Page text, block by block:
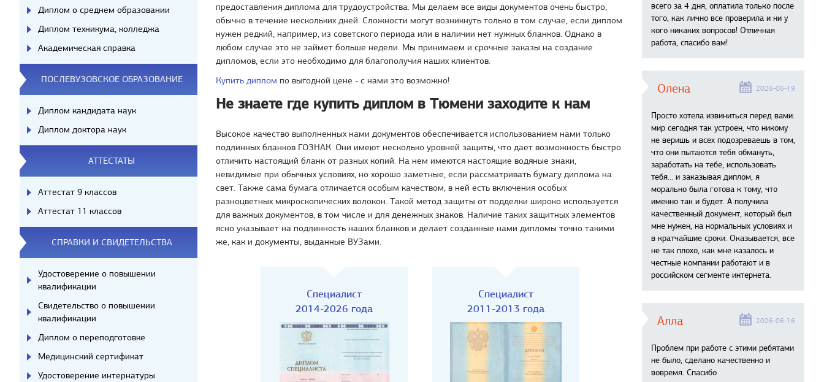
предоставления диплома для трудоустройства. Мы делаем все виды документов очень быстро,
обычно в течение нескольких дней. Сложности могут возникнуть только в том случае, если диплом
нужен редкий, например, из советского периода или в наличии нет нужных бланков. Однако в
любом случае это не займет больше недели. Мы принимаем и срочные заказы на создание
дипломов, если это необходимо для благополучия наших клиентов.
Купить диплом по выгодной цене - с нами это возможно!
Не знаете где купить диплом в Тюмени заходите к нам
Высокое качество выполненных нами документов обеспечивается использованием нами только
подлинных бланков ГОЗНАК. Они имеют несколько уровней защиты, что дает возможность быстро
отличить настоящий бланк от разных копий. На нем имеются настоящие водяные знаки,
невидимые при обычных условиях, но хорошо заметные, если рассматривать бумагу диплома на
свет. Также сама бумага отличается особым качеством, в ней есть включения особых
разноцветных микроскопических волокон. Такой метод защиты от подделки широко используется
для важных документов, в том числе и для денежных знаков. Наличие таких защитных элементов
ясно указывает на подлинность наших бланков и делает созданные нами дипломы точно такими
же, как и документы, выданные ВУЗами.
Специалист
2014-2026 года
Специалист
2011-2013 года
Диплом о среднем образовании
Диплом техникума, колледжа
Академическая справка
ПОСЛЕВУЗОВСКОЕ ОБРАЗОВАНИЕ
Диплом кандидата наук
Диплом доктора наук
АТТЕСТАТЫ
Аттестат 9 классов
Аттестат 11 классов
СПРАВКИ И СВИДЕТЕЛЬСТВА
Удостоверение о повышении
квалификации
Свидетельство о повышении
квалификации
Диплом о переподготовке
Медицинский сертификат
Удостоверение интернатуры
всего за 4 дня, оплатила только после
того, как лично все проверила и ни у
кого никаких вопросов! Отличная
работа, спасибо вам!
Олена 2026-06-19
Просто хотела извиниться перед вами:
мир сегодня так устроен, что никому
не веришь и всех подозреваешь в том,
что они пытаются тебя обмануть,
заработать на тебе, использовать
тебя... и заказывая диплом, я
морально была готова к тому, что
именно так и будет. А получила
качественный документ, который был
мне нужен, на нормальных условиях и
в кратчайшие сроки. Оказывается, все
не так плохо, как мне казалось и
честные компании работают и в
российском сегменте интернета.
Алла 2026-06-16
Проблем при работе с этими ребятами
не было, сделано качественно и
вовремя. Спасибо